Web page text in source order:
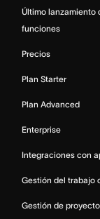
Último lanzamiento
funciones
Precios
Plan Starter
Plan Advanced
Enterprise
Integraciones con
Gestión del trabajo
Gestión de